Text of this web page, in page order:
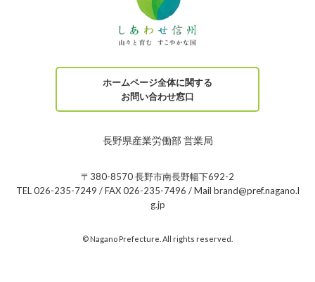
ホームページ全体に関する
お問い合わせ窓口
長野県産業労働部 営業局
〒380-8570 長野市南長野幅下692-2
TEL 026-235-7249 / FAX 026-235-7496 / Mail brand@pref.nagano.l
g.jp
© Nagano Prefecture. All rights reserved.